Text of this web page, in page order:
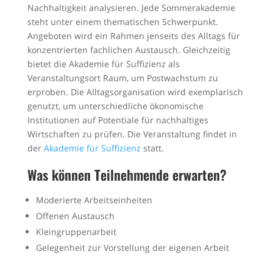
Nachhaltigkeit analysieren. Jede Sommerakademie
steht unter einem thematischen Schwerpunkt.
Angeboten wird ein Rahmen jenseits des Alltags für
konzentrierten fachlichen Austausch. Gleichzeitig
bietet die Akademie für Suffizienz als
Veranstaltungsort Raum, um Postwachstum zu
erproben. Die Alltagsorganisation wird exemplarisch
genutzt, um unterschiedliche ökonomische
Institutionen auf Potentiale für nachhaltiges
Wirtschaften zu prüfen. Die Veranstaltung findet in
der Akademie für Suffizienz statt.
Was können Teilnehmende erwarten?
Moderierte Arbeitseinheiten
Offenen Austausch
Kleingruppenarbeit
Gelegenheit zur Vorstellung der eigenen Arbeit